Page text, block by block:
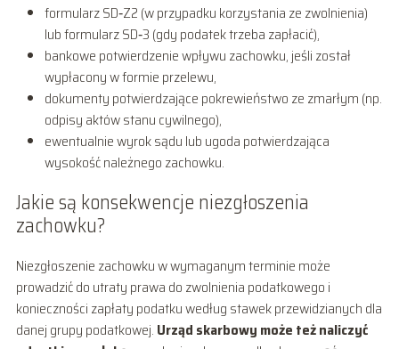
formularz SD‑Z2 (w przypadku korzystania ze zwolnienia)
lub formularz SD‑3 (gdy podatek trzeba zapłacić),
bankowe potwierdzenie wpływu zachowku, jeśli został
wypłacony w formie przelewu,
dokumenty potwierdzające pokrewieństwo ze zmarłym (np.
odpisy aktów stanu cywilnego),
ewentualnie wyrok sądu lub ugoda potwierdzająca
wysokość należnego zachowku.
Jakie są konsekwencje niezgłoszenia
zachowku?
Niezgłoszenie zachowku w wymaganym terminie może
prowadzić do utraty prawa do zwolnienia podatkowego i
konieczności zapłaty podatku według stawek przewidzianych dla
danej grupy podatkowej. Urząd skarbowy może też naliczyć